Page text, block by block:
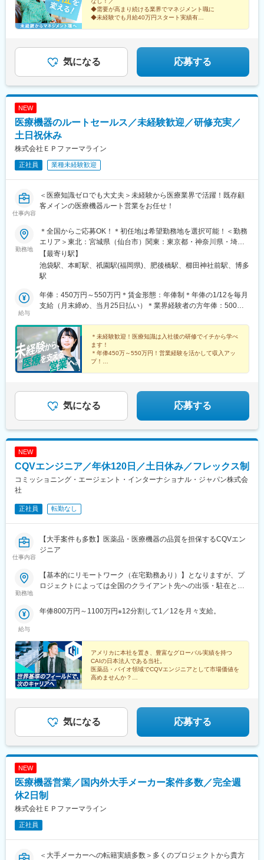
せください！☆『寮費無料プラン』あり（規定有）：下記勤務地
希望・移住希望の方はお気軽にご相談ください！※【北海道】【東
京都】【神奈川県】【新潟県】【三重県】【滋賀県】【沖縄県】
用会社負担等の移住支援あり（規定有）・U・Iターン転勤希望者
への1年間の支援あり（規定有）★江戸川・川崎・湘南・川越・香
川・徳島・青森にて新規事業所オープン！
◆需要が高まり続ける業界でマネジメント職に
◆未経験でも月給40万円スタート実績有
気になる 応募する
NEW
医療機器のルートセールス／未経験歓迎／研修充実／
土日祝休み
株式会社ＥＰファーマライン
正社員 業種未経験歓迎
仕事内容
＜医療知識ゼロでも大丈夫＞未経験から医療業界で活躍！既存顧
客メインの医療機器ルート営業をお任せ！
勤務地
＊全国からご応募OK！＊初任地は希望勤務地を選択可能！＜勤務
エリア＞東北：宮城県（仙台市）関東：東京都・神奈川県・埼玉
県・千葉県・栃木県・群馬県東海：愛知県・静岡県・岐阜県信
越：長野県（松本市）北陸：石川県（金沢市）関西：大阪府・兵
庫県中国：広島県四国：香川県（高松市）・愛媛県（松山市）九
県【東京本社】東京都豊島区西池袋3-27-12 池袋ウェストパーク
ビル＊各線「池袋駅」西口より徒歩5分【大阪オフィス】大阪府大
各線「本町駅」より徒歩1分【福岡オフィス】福岡県福岡市博多区
博多駅前2-19-24 大博センタービル6F＊JR・福岡市地下鉄各線
「博多駅」より徒歩5分
【最寄り駅】
池袋駅、本町駅、祇園駅(福岡県)、肥後橋駅、櫛田神社前駅、博多
駅
給与
年俸：450万円～550万円＊賃金形態：年俸制＊年俸の1/12を毎月
支給（月末締め、当月25日払い）＊業界経験者の方年俸：500万
＊未経験歓迎！医療知識は入社後の研修でイチから学べ
ます！
＊年俸450万～550万円！営業経験を活かして収入アッ
プ！
気になる 応募する
NEW
CQVエンジニア／年休120日／土日休み／フレックス制
コミッショニング・エージェント・インターナショナル・ジャパン株式会
社
正社員 転勤なし
仕事内容
【大手案件も多数】医薬品・医療機器の品質を担保するCQVエン
ジニア
勤務地
【基本的にリモートワーク（在宅勤務あり）】となりますが、プ
ロジェクトによっては全国のクライアント先への出張・駐在とな
慮の上決定いたします。
給与
年俸800万円～1100万円※12分割して1／12を月々支給。
アメリカに本社を置き、豊富なグローバル実績を持つ
CAIの日本法人である当社。
医薬品・バイオ領域でCQVエンジニアとして市場価値を
高めませんか？
◎グローバル基準の環境
◎トレーニング制度充実
気になる 応募する
NEW
医療機器営業／国内外大手メーカー案件多数／完全週
休2日制
株式会社ＥＰファーマライン
正社員
＜大手メーカーへの転籍実績多数＞多くのプロジェクトから貴方